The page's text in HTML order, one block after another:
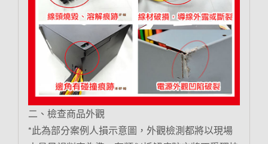
二、檢查商品外觀
*此為部分案例人損示意圖，外觀檢測都將以現場